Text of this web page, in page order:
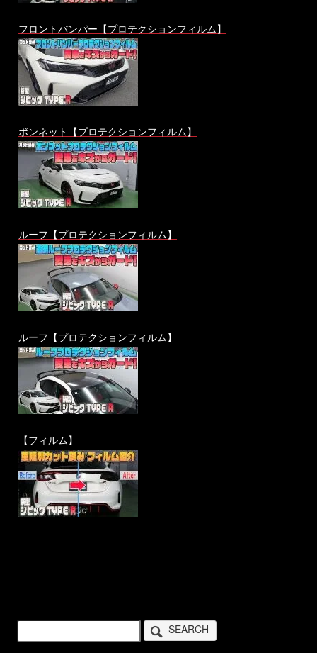
フロントバンパー【プロテクションフィルム】
ボンネット【プロテクションフィルム】
ルーフ【プロテクションフィルム】
ルーフ【プロテクションフィルム】
【フィルム】
SEARCH